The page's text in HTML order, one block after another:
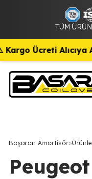
TÜM
Ücreti Alıcıya
Başaran Amortisör>
Peugeot